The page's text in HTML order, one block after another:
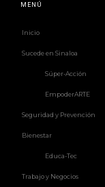
MENÚ
Inicio
Sucede en Sinaloa
Súper-Acción
EmpoderARTE
Seguridad y Prevención
Bienestar
Educa-Tec
Trabajo y Negocios